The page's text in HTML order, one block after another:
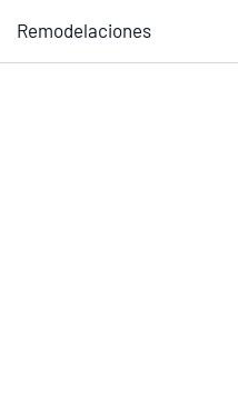
Remodelaciones